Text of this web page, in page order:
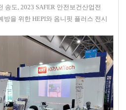
송도, 2023 SAFER 안전보건산업전
방을 위한 HEPI와 옴니핏 플러스 전시